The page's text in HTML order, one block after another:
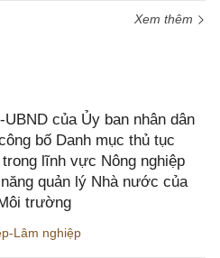
Xem thêm
của Ủy ban nhân dân
bố Danh mục thủ tục
lĩnh vực Nông nghiệp
quản lý Nhà nước của
trường
Lâm nghiệp